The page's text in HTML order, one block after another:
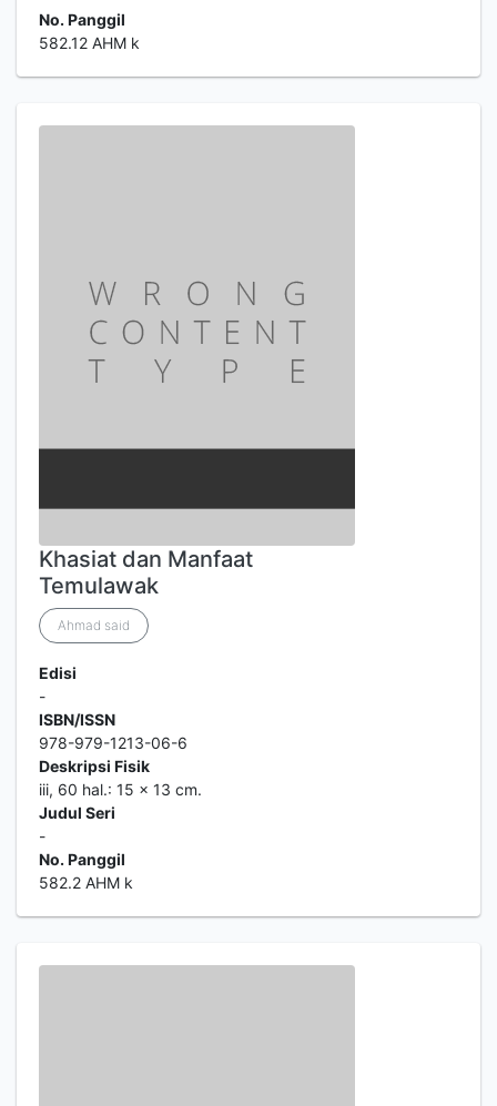
No. Panggil
582.12 AHM k
Khasiat dan Manfaat
Temulawak
Ahmad said
Edisi
-
ISBN/ISSN
978-979-1213-06-6
Deskripsi Fisik
iii, 60 hal.: 15 x 13 cm.
Judul Seri
-
No. Panggil
582.2 AHM k